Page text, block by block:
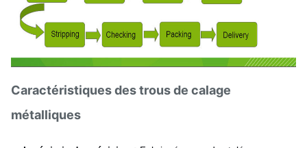
Caractéristiques des trous de calage
métalliques